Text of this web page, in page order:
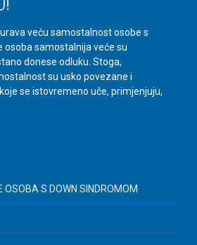
veću samostalnost osobe s
osoba samostalnija veće su
donese odluku. Stoga,
su usko povezane i
se istovremeno uče, primjenjuju,
S DOWN SINDROMOM